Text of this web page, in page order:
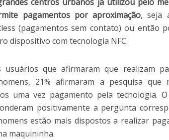
pagamentos por aproximação, seja
(pagamentos sem contato) ou então
dispositivo com tecnologia NFC.
que afirmaram que realizam
21% afirmaram a pesquisa que
uma vez pagamento pela tecnologia.
positivamente a pergunta
estão mais dispostos a realizar
maquininha.